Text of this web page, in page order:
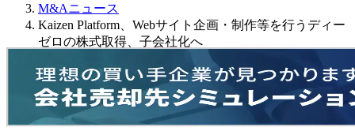
M&Aニュース
Kaizen Platform、Webサイト企画・制作等を行うディー
ゼロの株式取得、子会社化へ